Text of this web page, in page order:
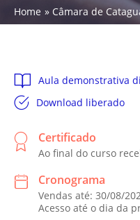
Home Câmara de
Aula demonstrativa
Download liberado
Certificado
Ao final do curso
Cronograma
Vendas até: 30/08/
Acesso até o dia da